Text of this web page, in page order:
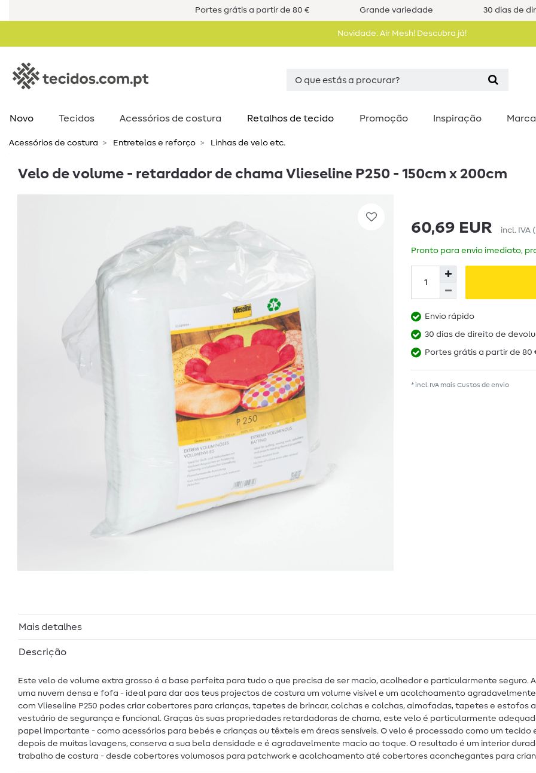
Portes grátis a partir de 80 € Grande variedade 30 dias de
Novidade: Air Mesh! Descubra já!
Novo Tecidos Acessórios de costura​ Retalhos de tecido Promoção Inspiração
Acessórios de costura​ Entretelas e reforço Linhas de velo etc.
Velo de volume - retardador de chama Vlieseline P250 - 150cm x 200cm
60,69 EUR incl. IVA (
Pronto para envio imediato,
Envio rápido
30 dias de direito de
Portes grátis a partir de 80
* incl. IVA mais Custos de envio
Mais detalhes
Descrição
Este velo de volume extra grosso é a base perfeita para tudo o que precisa de ser macio, acolhedor e particularmente
uma nuvem densa e fofa - ideal para dar aos teus projectos de costura um volume visível e um acolchoamento
com Vlieseline P250 podes criar cobertores para crianças, tapetes de brincar, colchas e colchas, almofadas, tapetes e estofos
vestuário de segurança e funcional. Graças às suas propriedades retardadoras de chama, este velo é particularmente
papel importante - como acessórios para bebés e crianças ou têxteis em áreas sensíveis. O velo é processado como um
depois de muitas lavagens, conserva a sua bela densidade e é agradavelmente macio ao toque. O resultado é um interior
trabalho de costura - desde cobertores volumosos para patchwork e acolchoamento até cobertores aconchegantes para